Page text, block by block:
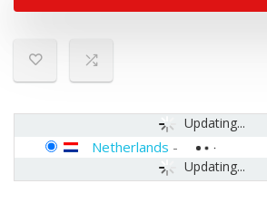
Updating...
Updating...
Netherlands -